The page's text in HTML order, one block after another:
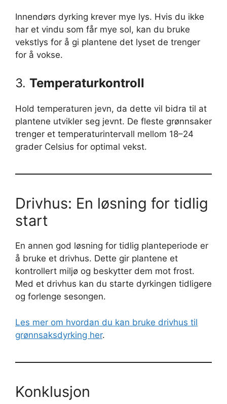
Innendørs dyrking krever mye lys. Hvis du ikke
har et vindu som får mye sol, kan du bruke
vekstlys for å gi plantene det lyset de trenger
for å vokse.
3. Temperaturkontroll
Hold temperaturen jevn, da dette vil bidra til at
plantene utvikler seg jevnt. De fleste grønnsaker
trenger et temperaturintervall mellom 18–24
grader Celsius for optimal vekst.
Drivhus: En løsning for tidlig
start
En annen god løsning for tidlig planteperiode er
å bruke et drivhus. Dette gir plantene et
kontrollert miljø og beskytter dem mot frost.
Med et drivhus kan du starte dyrkingen tidligere
og forlenge sesongen.
Les mer om hvordan du kan bruke drivhus til
grønnsaksdyrking her.
Konklusjon